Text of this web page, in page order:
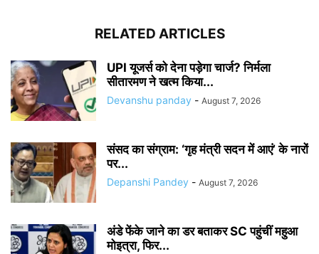
RELATED ARTICLES
UPI यूजर्स को देना पड़ेगा चार्ज? निर्मला
सीतारमण ने खत्म किया...
Devanshu panday - August 7, 2026
संसद का संग्राम: ‘गृह मंत्री सदन में आएं’ के नारों
पर...
Depanshi Pandey - August 7, 2026
अंडे फेंके जाने का डर बताकर SC पहुंचीं महुआ
मोइत्रा, फिर...